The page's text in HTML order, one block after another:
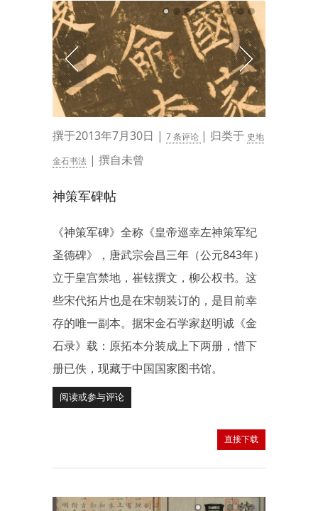
撰于2013年7月30日 | 7 条评论 | 归类于 史地
金石书法 | 撰自未曾
神策军碑帖
《神策军碑》全称《皇帝巡幸左神策军纪
圣德碑》，唐武宗会昌三年（公元843年）
立于皇宫禁地，崔铉撰文，柳公权书。这
些宋代拓片也是在宋朝装订的，是目前幸
存的唯一副本。据宋金石学家赵明诚《金
石录》载：原拓本分装成上下两册，惜下
册已佚，现藏于中国国家图书馆。
阅读或参与评论
直接下载